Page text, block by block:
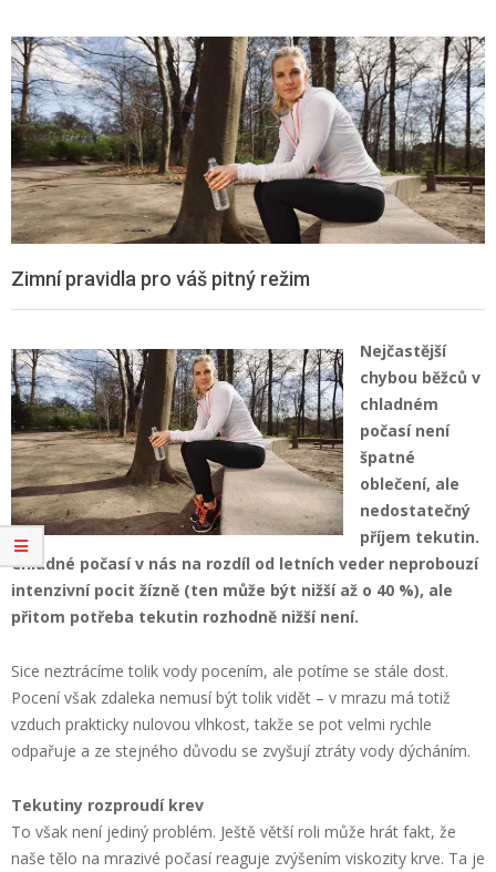
Zimní pravidla pro váš pitný režim
Nejčastější
chybou běžců v
chladném
počasí není
špatné
oblečení, ale
nedostatečný
příjem tekutin.
Chladné počasí v nás na rozdíl od letních veder neprobouzí
intenzivní pocit žízně (ten může být nižší až o 40 %), ale
přitom potřeba tekutin rozhodně nižší není.
Sice neztrácíme tolik vody pocením, ale potíme se stále dost.
Pocení však zdaleka nemusí být tolik vidět – v mrazu má totiž
vzduch prakticky nulovou vlhkost, takže se pot velmi rychle
odpařuje a ze stejného důvodu se zvyšují ztráty vody dýcháním.
Tekutiny rozproudí krev
To však není jediný problém. Ještě větší roli může hrát fakt, že
naše tělo na mrazivé počasí reaguje zvýšením viskozity krve. Ta je